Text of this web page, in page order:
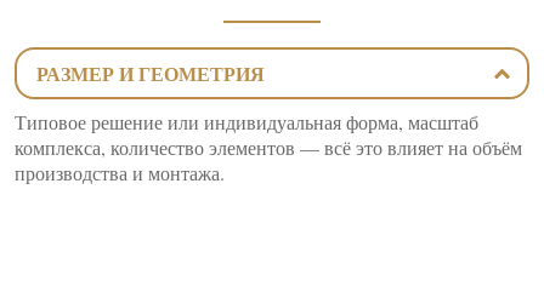
РАЗМЕР И ГЕОМЕТРИЯ
Типовое решение или индивидуальная форма, масштаб
комплекса, количество элементов — всё это влияет на объём
производства и монтажа.